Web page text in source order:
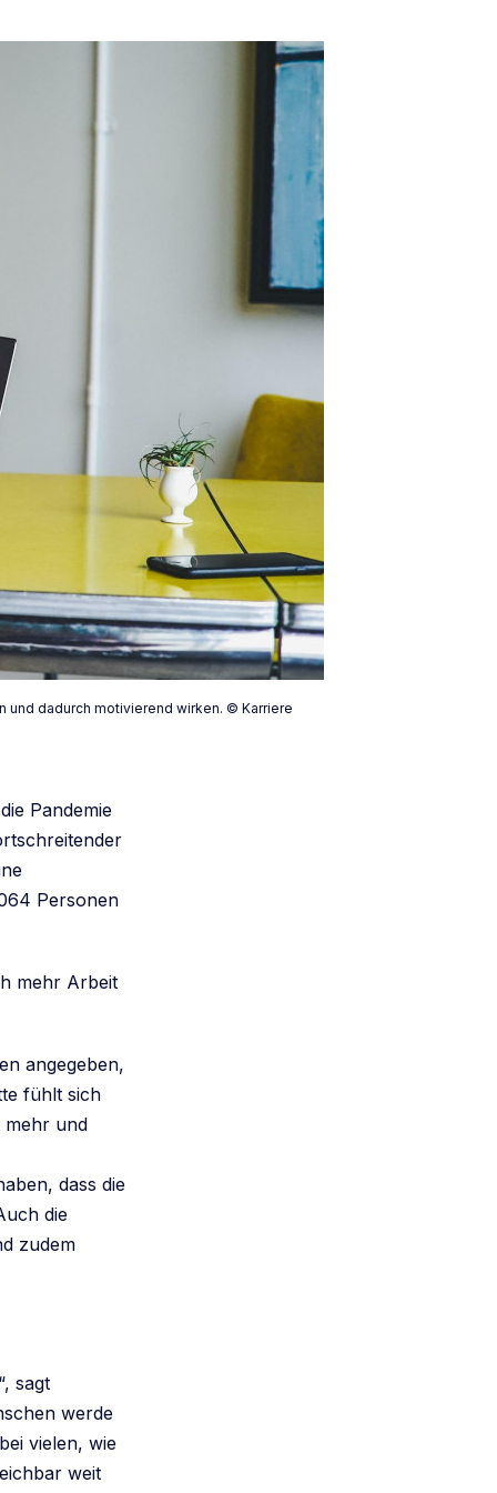
dadurch motivierend wirken. © Karriere
Pandemie
Personen
mehr Arbeit
angegeben,
fühlt sich
mehr und
dass die
die
zudem
sagt
werde
vielen, wie
weit